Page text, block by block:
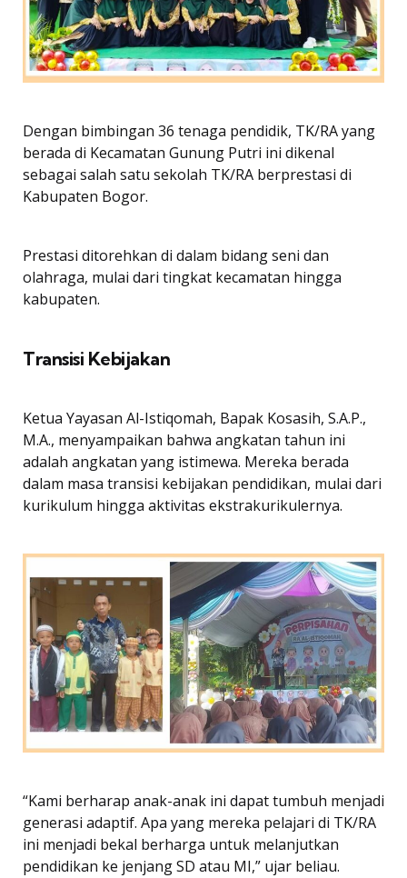
Dengan bimbingan 36 tenaga pendidik, TK/RA yang
berada di Kecamatan Gunung Putri ini dikenal
sebagai salah satu sekolah TK/RA berprestasi di
Kabupaten Bogor.
Prestasi ditorehkan di dalam bidang seni dan
olahraga, mulai dari tingkat kecamatan hingga
kabupaten.
Transisi Kebijakan
Ketua Yayasan Al-Istiqomah, Bapak Kosasih, S.A.P.,
M.A., menyampaikan bahwa angkatan tahun ini
adalah angkatan yang istimewa. Mereka berada
dalam masa transisi kebijakan pendidikan, mulai dari
kurikulum hingga aktivitas ekstrakurikulernya.
“Kami berharap anak-anak ini dapat tumbuh menjadi
generasi adaptif. Apa yang mereka pelajari di TK/RA
ini menjadi bekal berharga untuk melanjutkan
pendidikan ke jenjang SD atau MI,” ujar beliau.